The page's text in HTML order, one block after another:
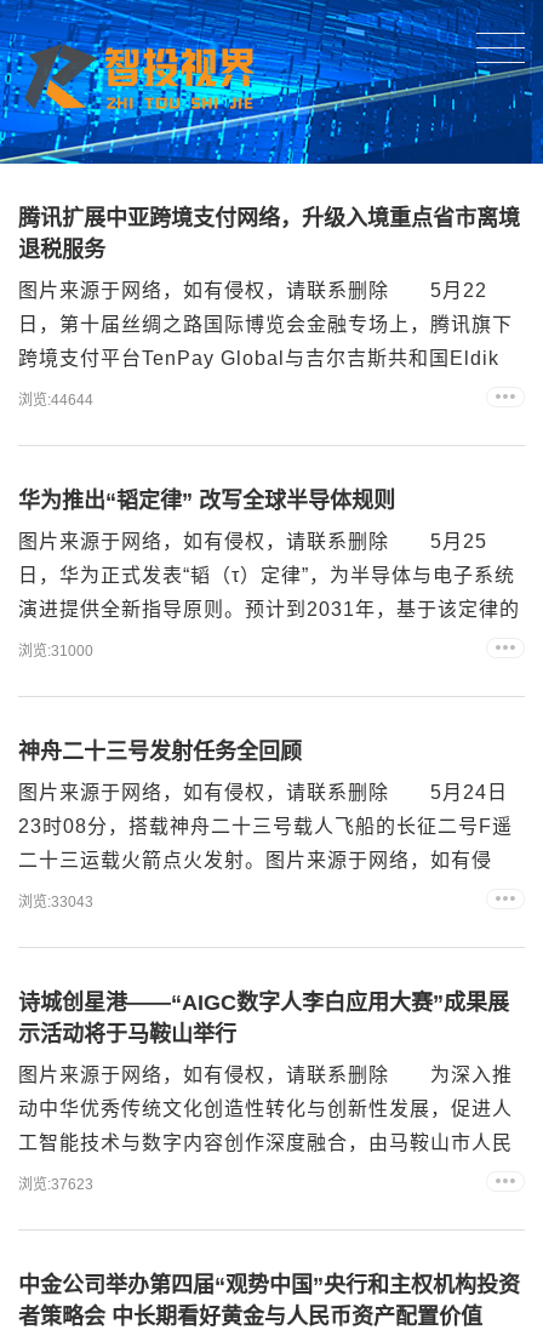
腾讯扩展中亚跨境支付网络，升级入境重点省市离境
退税服务
图片来源于网络，如有侵权，请联系删除 5月22
日，第十届丝绸之路国际博览会金融专场上，腾讯旗下
跨境支付平台TenPay Global与吉尔吉斯共和国Eldik
Bank签署合作备忘录，依托“跨境二维码统一网关”推进
向，中亚地区核心支付网络陆续接入微信支付商户网
络。 随着双方合作落...
浏览:44644
华为推出“韬定律” 改写全球半导体规则
图片来源于网络，如有侵权，请联系删除 5月25
日，华为正式发表“韬（τ）定律”，为半导体与电子系统
演进提供全新指导原则。预计到2031年，基于该定律的
高端芯片晶体管密度有望达到1.4纳米制程的同等水平。
际、盛美上海、拓荆科技、东微半导等10余股涨超
10%。 蔻町智能联合创始人、CTO陈秋武告诉...
浏览:31000
神舟二十三号发射任务全回顾
图片来源于网络，如有侵权，请联系删除 5月24日
23时08分，搭载神舟二十三号载人飞船的长征二号F遥
二十三运载火箭点火发射。图片来源于网络，如有侵
权，请联系删除 这是中国载人航天第40次发射任
分，成功对接于空间站天和核心舱径向端口，整个对接
过程历时约3.5小时。 25日5时13分，在轨执行...
浏览:33043
诗城创星港——“AIGC数字人李白应用大赛”成果展
示活动将于马鞍山举行
图片来源于网络，如有侵权，请联系删除 为深入推
动中华优秀传统文化创造性转化与创新性发展，促进人
工智能技术与数字内容创作深度融合，由马鞍山市人民
政府主办，中视传媒股份有限公司、马鞍山市委宣传
于2026年5月28日至29日在马鞍山市举行。 本次大
赛以“AI创想 诗意马鞍山”为主题，自启动以来，吸引...
浏览:37623
中金公司举办第四届“观势中国”央行和主权机构投资
者策略会 中长期看好黄金与人民币资产配置价值